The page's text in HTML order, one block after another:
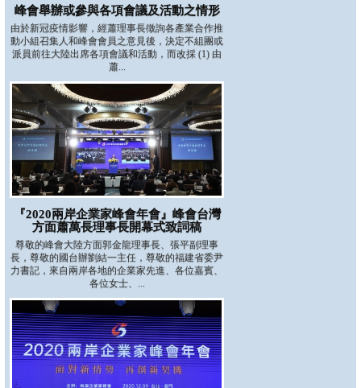
峰會舉辦或參與各項會議及活動之情形
由於新冠疫情影響，經蕭理事長徵詢各產業合作推
動小組召集人和峰會會員之意見後，決定不組團或
派員前往大陸出席各項會議和活動，而改採 (1) 由
蕭...
『2020兩岸企業家峰會年會』峰會台灣
方面蕭萬長理事長開幕式致詞稿
尊敬的峰會大陸方面郭金龍理事長、張平副理事
長，尊敬的國台辦劉結一主任，尊敬的福建省委尹
力書記，來自兩岸各地的企業家先進、各位嘉賓、
各位女士、...